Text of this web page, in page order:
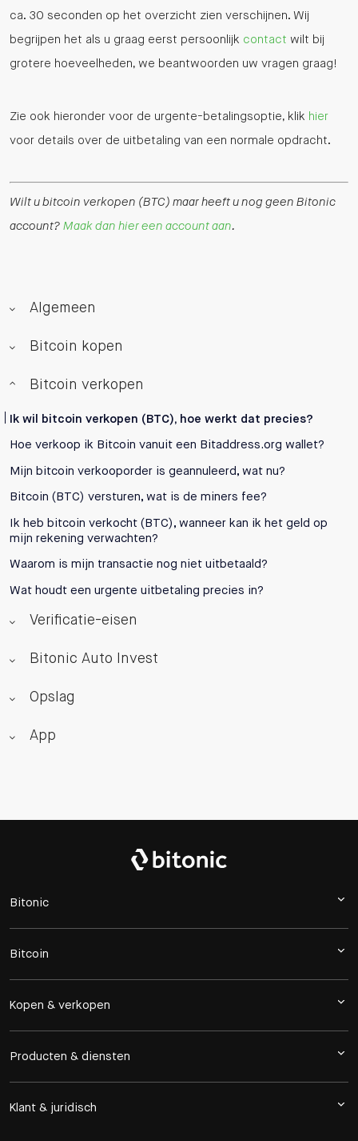
ca. 30 seconden op het overzicht zien verschijnen. Wij
begrijpen het als u graag eerst persoonlijk contact wilt bij
grotere hoeveelheden, we beantwoorden uw vragen graag!
Zie ook hieronder voor de urgente-betalingsoptie, klik hier
voor details over de uitbetaling van een normale opdracht.
Wilt u bitcoin verkopen (BTC) maar heeft u nog geen Bitonic
account? Maak dan hier een account aan.
Algemeen
Bitcoin kopen
Bitcoin verkopen
Ik wil bitcoin verkopen (BTC), hoe werkt dat precies?
Hoe verkoop ik Bitcoin vanuit een Bitaddress.org wallet?
Mijn bitcoin verkooporder is geannuleerd, wat nu?
Bitcoin (BTC) versturen, wat is de miners fee?
Ik heb bitcoin verkocht (BTC), wanneer kan ik het geld op
mijn rekening verwachten?
Waarom is mijn transactie nog niet uitbetaald?
Wat houdt een urgente uitbetaling precies in?
Verificatie-eisen
Bitonic Auto Invest
Opslag
App
Bitonic
Bitcoin
Kopen & verkopen
Producten & diensten
Klant & juridisch